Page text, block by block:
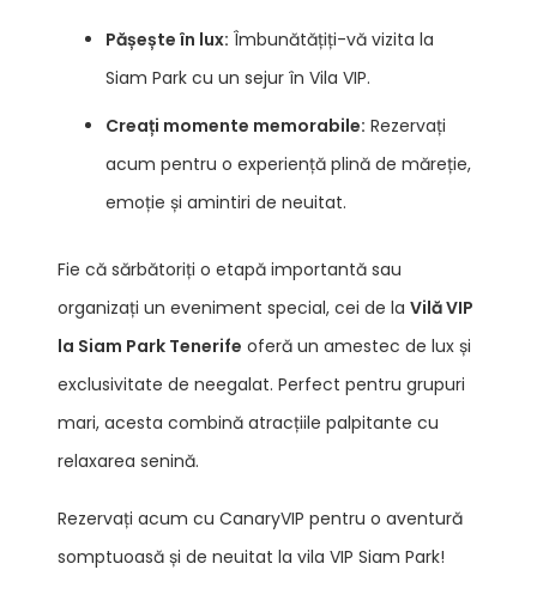
Pășește în lux: Îmbunătățiți-vă vizita la
Siam Park cu un sejur în Vila VIP.
Creați momente memorabile: Rezervați
acum pentru o experiență plină de măreție,
emoție și amintiri de neuitat.
Fie că sărbătoriți o etapă importantă sau
organizați un eveniment special, cei de la Vilă VIP
la Siam Park Tenerife oferă un amestec de lux și
exclusivitate de neegalat. Perfect pentru grupuri
mari, acesta combină atracțiile palpitante cu
relaxarea senină.
Rezervați acum cu CanaryVIP pentru o aventură
somptuoasă și de neuitat la vila VIP Siam Park!